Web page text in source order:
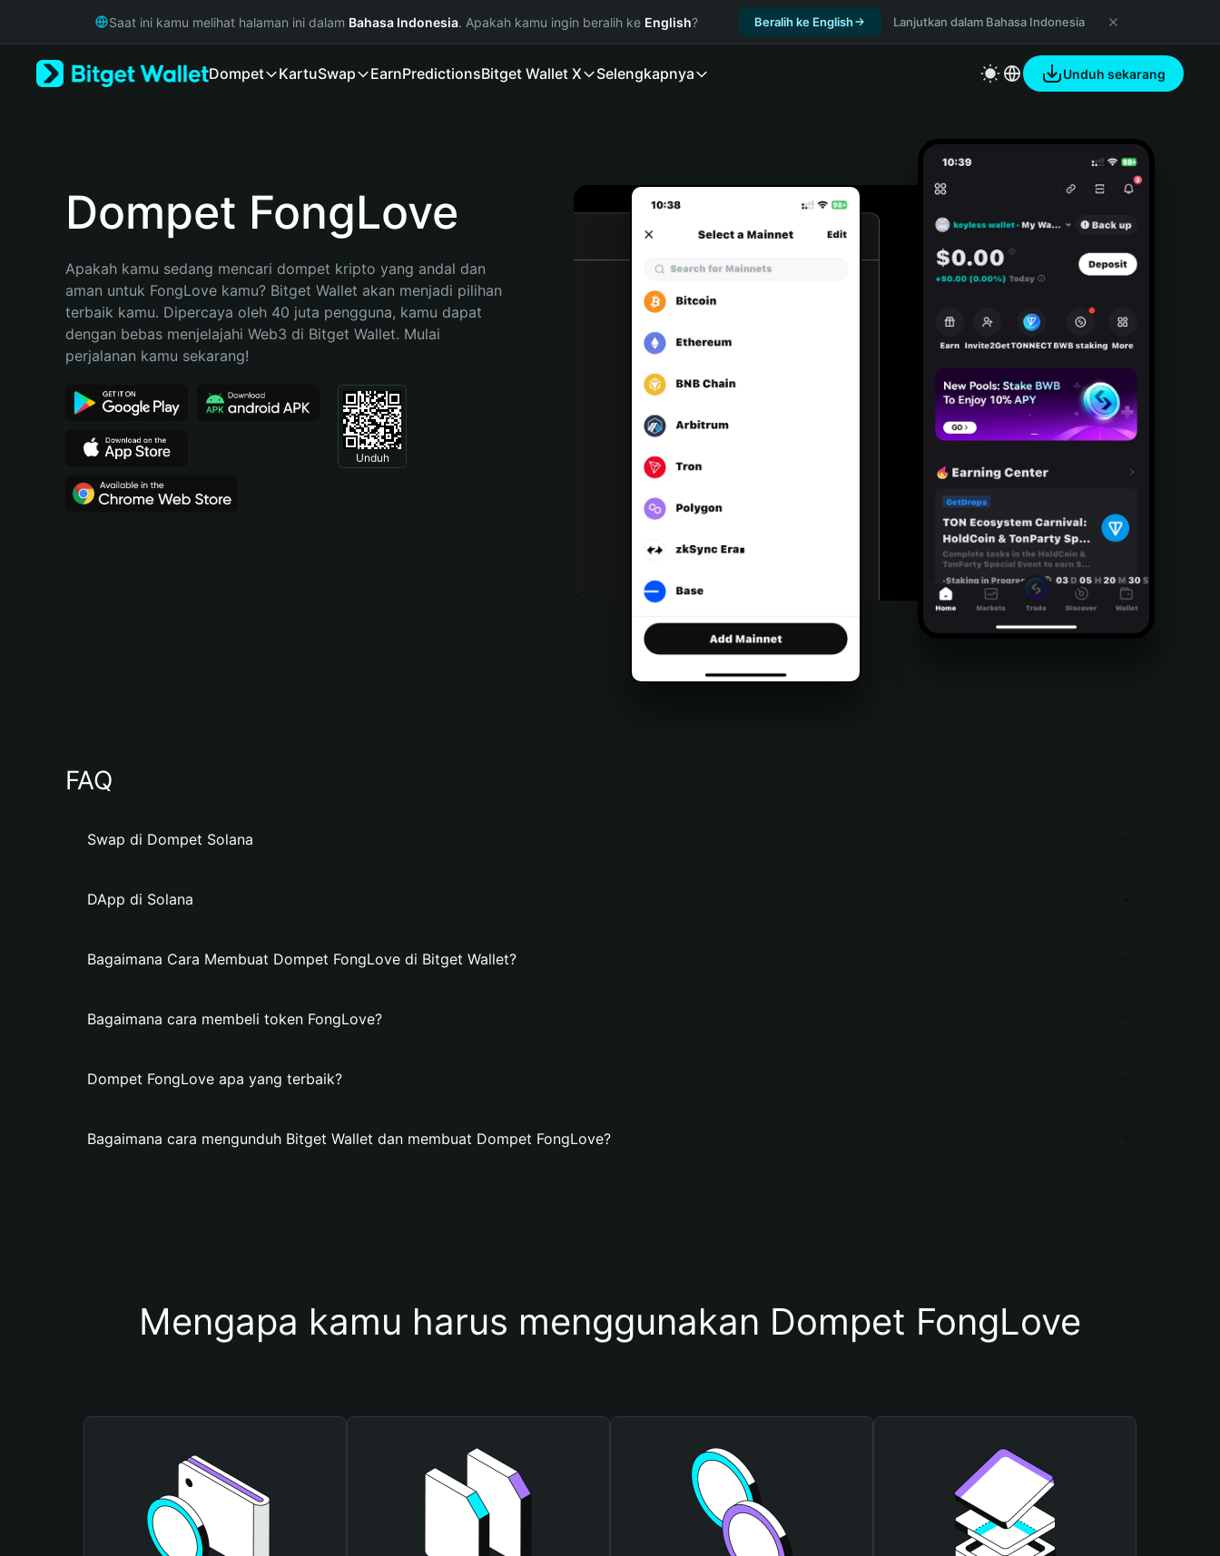
Русский
Bahasa Indonesia
Español (Argentina)
Saat ini kamu melihat halaman ini dalam Bahasa Indonesia. Apakah kamu ingin beralih ke English? Beralih ke English Lanjutkan dalam Bahasa Indonesia
Dompet KartuSwap EarnPredictionsBitget Wallet X Selengkapnya Unduh sekarang
Dompet FongLove
Apakah kamu sedang mencari dompet kripto yang andal dan
aman untuk FongLove kamu? Bitget Wallet akan menjadi pilihan
terbaik kamu. Dipercaya oleh 40 juta pengguna, kamu dapat
dengan bebas menjelajahi Web3 di Bitget Wallet. Mulai
perjalanan kamu sekarang!
Unduh
FAQ
Swap di Dompet Solana
DApp di Solana
Bagaimana Cara Membuat Dompet FongLove di Bitget Wallet?
Bagaimana cara membeli token FongLove?
Dompet FongLove apa yang terbaik?
Bagaimana cara mengunduh Bitget Wallet dan membuat Dompet FongLove?
Mengapa kamu harus menggunakan Dompet FongLove